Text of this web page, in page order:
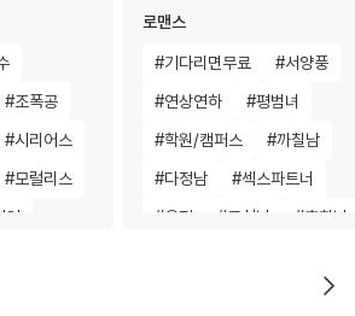
#조폭공
#시리어스
#모럴리스
인
로맨스
#기다리면무료 #서양풍
#연상연하 #평범녀
#학원/캠퍼스 #까칠남
#다정남 #섹스파트너
#우정 #무심남 #후회남
후회